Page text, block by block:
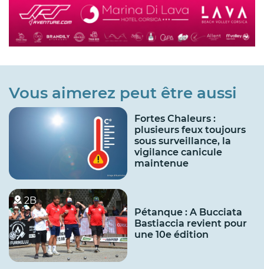
Vous aimerez peut être aussi
Fortes Chaleurs :
plusieurs feux toujours
sous surveillance, la
vigilance canicule
maintenue
2B
Pétanque : A Bucciata
Bastiaccia revient pour
une 10e édition